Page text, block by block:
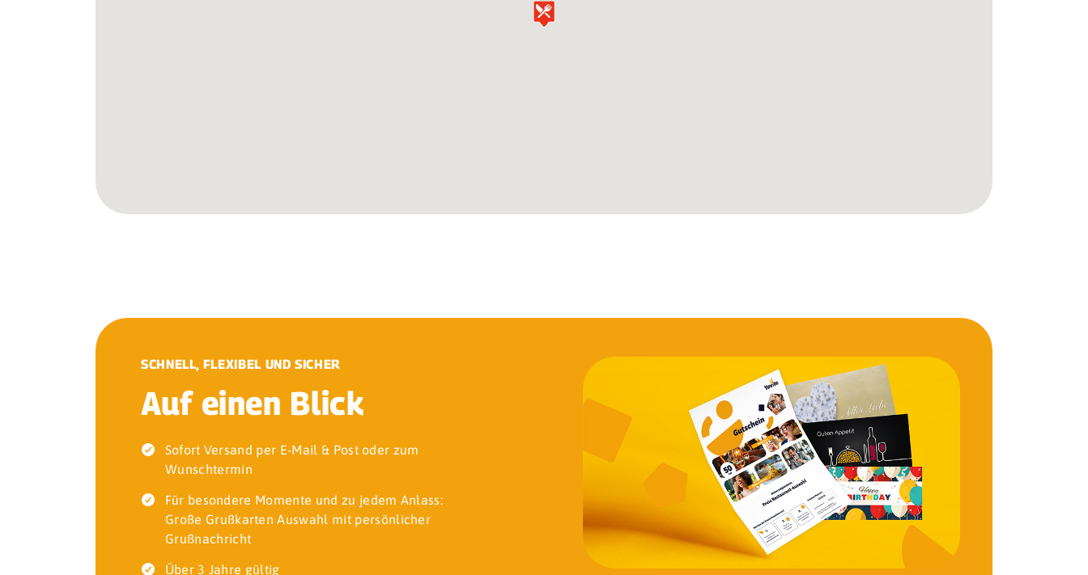
SCHNELL, FLEXIBEL UND SICHER
Auf einen Blick
Sofort Versand per E-Mail & Post oder zum
Wunschtermin
Für besondere Momente und zu jedem Anlass:
Große Grußkarten Auswahl mit persönlicher
Grußnachricht
Über 3 Jahre gültig